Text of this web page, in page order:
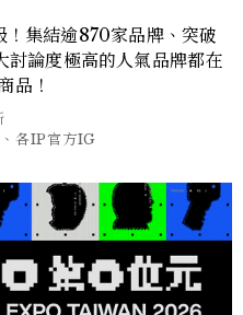
集結逾870家品牌、突破
論度極高的人氣品牌都在
品！
各IP官方IG